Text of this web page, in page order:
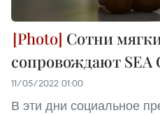
Сотни
сопровождают SEA
11/05/2022 01:00
В эти дни социальное